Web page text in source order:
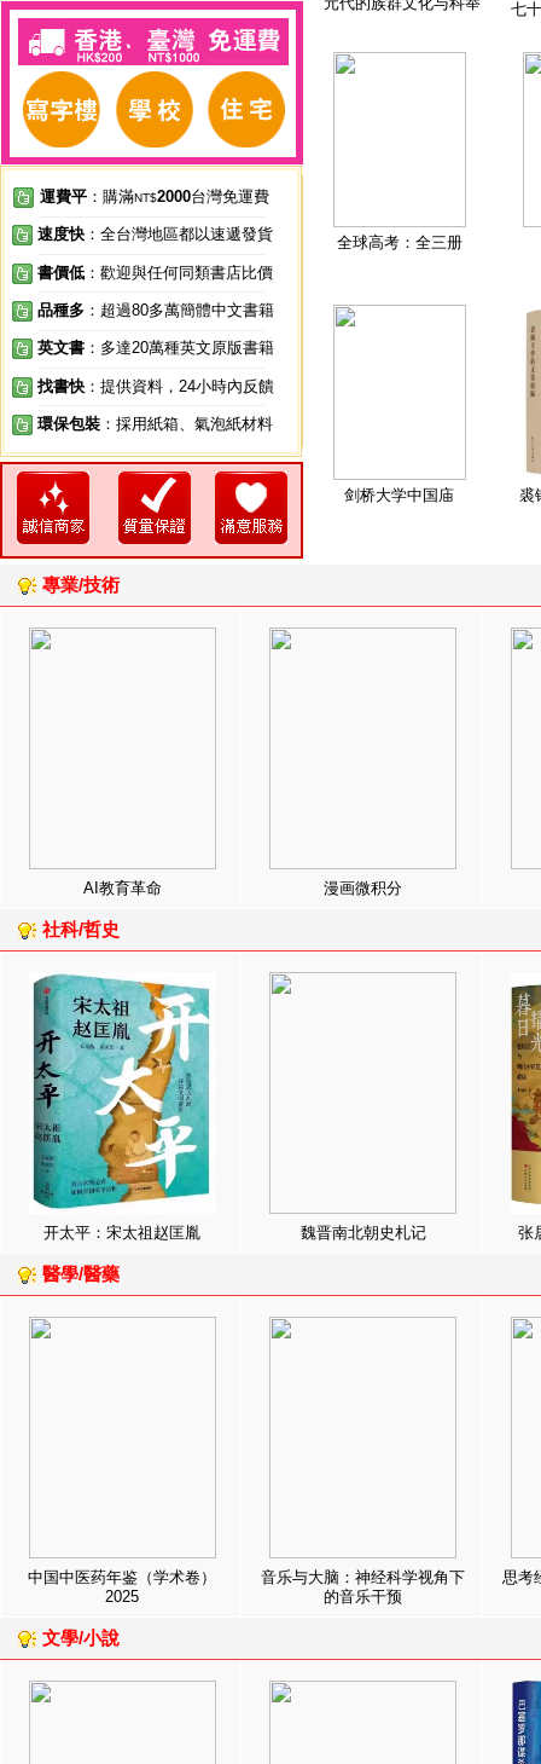
運費平 ：購滿NT$2000台灣免運費
速度快 ：全台灣地區都以速遞發貨
書價低 ：歡迎與任何同類書店比價
品種多 ：超過80多萬簡體中文書籍
英文書 ：多達20萬種英文原版書籍
找書快 ：提供資料，24小時內反饋
環保包裝 ：採用紙箱、氣泡紙材料
七
全球高考：全三册
剑桥大学中国庙 裘
專業/技術
AI教育革命 漫画微积分
社科/哲史
开太平：宋太祖赵匡胤 魏晋南北朝史札记 张
醫學/醫藥
中国中医药年鉴（学术卷）
2025
音乐与大脑：神经科学视角下
的音乐干预
思考
文學/小說